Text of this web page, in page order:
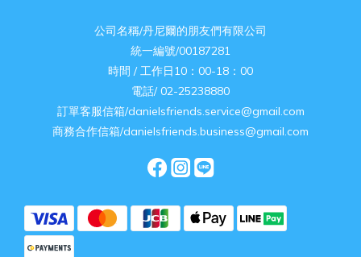
公司名稱/丹尼爾的朋友們有限公司
統一編號/00187281
時間 / 工作日10：00-18：00
電話/ 02-25238880
訂單客服信箱/danielsfriends.service@gmail.com
商務合作信箱/danielsfriends.business@gmail.com